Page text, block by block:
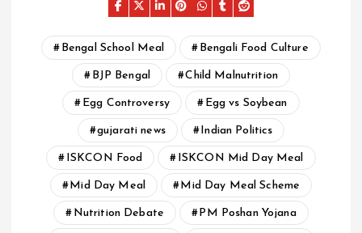
Bengal School Meal Bengali Food Culture
BJP Bengal Child Malnutrition
Egg Controversy Egg vs Soybean
gujarati news Indian Politics
ISKCON Food ISKCON Mid Day Meal
Mid Day Meal Mid Day Meal Scheme
Nutrition Debate PM Poshan Yojana